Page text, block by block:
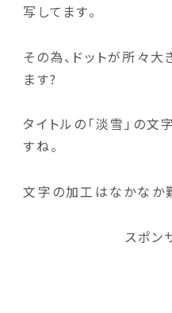
写してます。
その為、ドットが所々
ます?
タイトルの「淡雪」の
すね。
文字の加工はなかなか
スポン